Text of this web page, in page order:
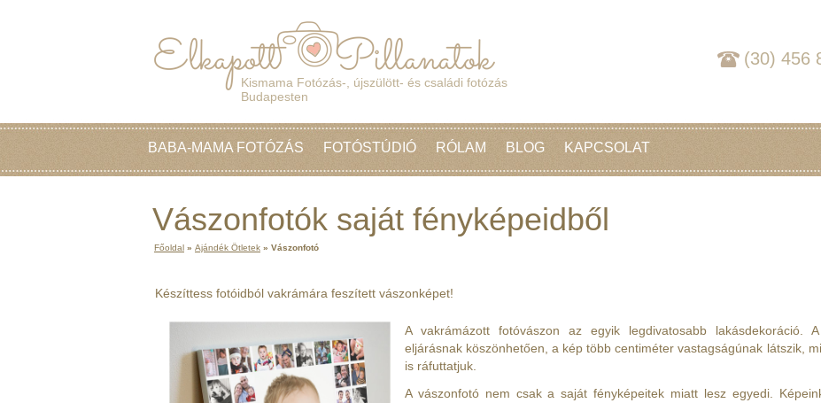
Kismama Fotózás-, újszülött- és családi fotózás
Budapesten
(30) 456
BABA-MAMA FOTÓZÁS FOTÓSTÚDIÓ RÓLAM BLOG KAPCSOLAT
Vászonfotók saját fényképeidből
Főoldal » Ajándék Ötletek » Vászonfotó
Készíttess fotóidból vakrámára feszített vászonképet!
A vakrámázott fotóvászon az egyik legdivatosabb lakásdekoráció.
eljárásnak köszönhetően, a kép több centiméter vastagságúnak látszik,
is ráfuttatjuk.
A vászonfotó nem csak a saját fényképeitek miatt lesz egyedi.